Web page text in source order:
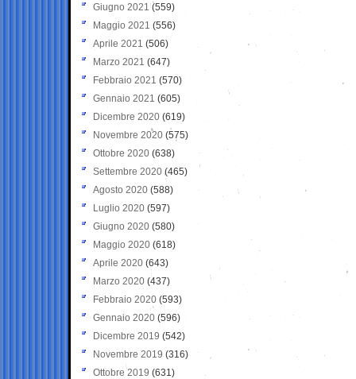
Giugno 2021(559)
Maggio 2021 (556)
Aprile 2021 (506)
Marzo 2021 (647)
Febbraio 2021 (570)
Gennaio 2021 (605)
Dicembre 2020 (619)
Novembre 2020 (575)
Ottobre 2020 (638)
Settembre 2020(465)
Agosto 2020 (588)
Luglio 2020 (597)
Giugno 2020 (580)
Maggio 2020 (618)
Aprile 2020 (643)
Marzo 2020 (437)
Febbraio 2020 (593)
Gennaio 2020 (596)
Dicembre 2019 (542)
Novembre 2019 (316)
Ottobre 2019 (631)